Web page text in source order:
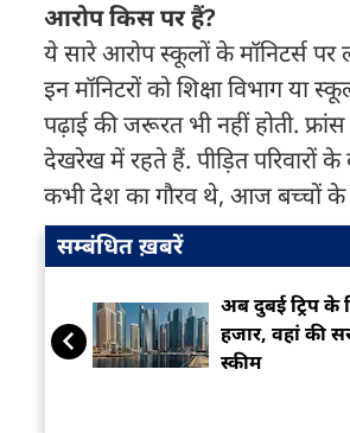
आरोप किस पर हैं?
ये सारे आरोप स्कूलों के मॉनिटर्स
इन मॉनिटरों को शिक्षा विभाग या
पढ़ाई की जरूरत भी नहीं होती.
देखरेख में रहते हैं. पीड़ित परिवारों
कभी देश का गौरव थे, आज बच्चों के
सम्बंधित ख़बरें
अब दुबई ट्रिप के
हजार, वहां की
स्कीम